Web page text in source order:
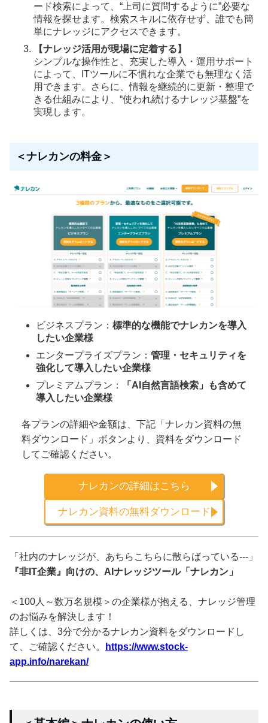
ード検索によって、“上司に質問するように”必要な
情報を探せます。検索スキルに依存せず、誰でも簡
単にナレッジにアクセスできます。
【ナレッジ活用が現場に定着する】
シンプルな操作性と、充実した導入・運用サポート
によって、ITツールに不慣れな企業でも無理なく活
用できます。さらに、情報を継続的に更新・整理で
きる仕組みにより、“使われ続けるナレッジ基盤”を
実現します。
＜ナレカンの料金＞
ビジネスプラン： 標準的な機能でナレカンを導入
したい企業様
エンタープライズプラン： 管理・セキュリティを
強化して導入したい企業様
プレミアムプラン：
「AI自然言語検索」も含めて
導入したい企業様
各プランの詳細や金額は、下記「ナレカン資料の無
料ダウンロード」ボタンより、資料をダウンロード
してご確認ください。
ナレカンの詳細はこちら
ナレカン資料の無料ダウンロード
「社内のナレッジが、あちらこちらに散らばっている---」
『非IT企業』向けの、AIナレッジツール「ナレカン」
＜100人～数万名規模＞の企業様が抱える、ナレッジ管理
のお悩みを解決します！
詳しくは、3分で分かるナレカン資料をダウンロードし
て、ご確認ください。
https://www.stock-
app.info/narekan/